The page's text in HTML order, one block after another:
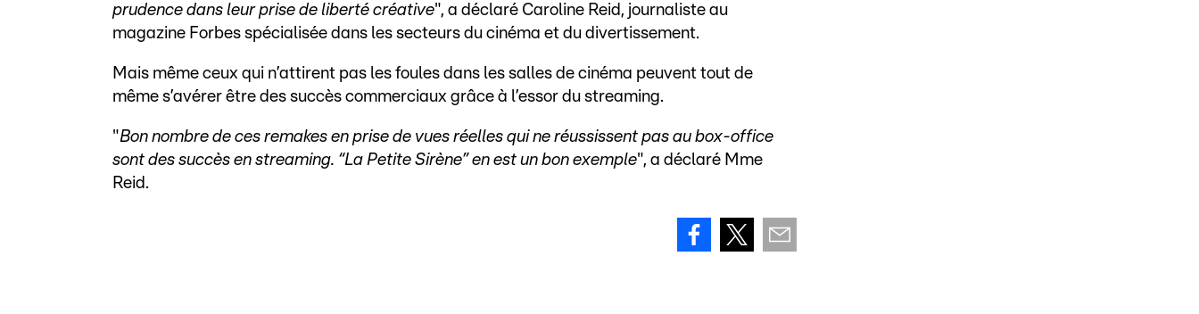
prudence dans leur prise de liberté créative", a déclaré Caroline Reid, journaliste au
magazine Forbes spécialisée dans les secteurs du cinéma et du divertissement.
Mais même ceux qui n’attirent pas les foules dans les salles de cinéma peuvent tout de
même s’avérer être des succès commerciaux grâce à l’essor du streaming.
"Bon nombre de ces remakes en prise de vues réelles qui ne réussissent pas au box-office
sont des succès en streaming. “La Petite Sirène” en est un bon exemple", a déclaré Mme
Reid.